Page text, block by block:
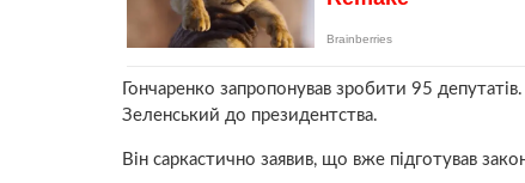
Гончаренко запропонував зробити 95
Зеленський до президентства.
Він саркастично заявив, що вже підготував